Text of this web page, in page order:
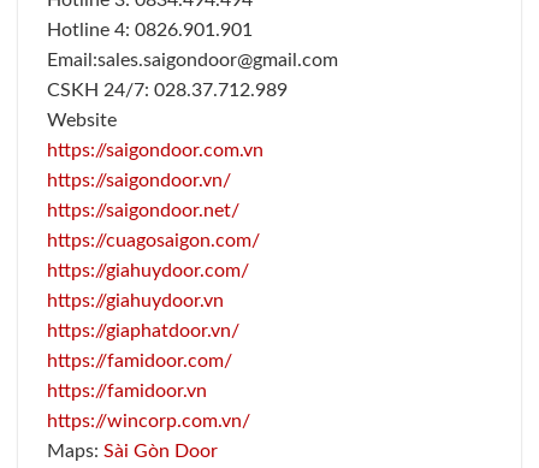
Hotline 4: 0826.901.901
Email:sales.saigondoor@gmail.com
CSKH 24/7: 028.37.712.989
Website
https://saigondoor.com.vn
https://saigondoor.vn/
https://saigondoor.net/
https://cuagosaigon.com/
https://giahuydoor.com/
https://giahuydoor.vn
https://giaphatdoor.vn/
https://famidoor.com/
https://famidoor.vn
https://wincorp.com.vn/
Maps: Sài Gòn Door